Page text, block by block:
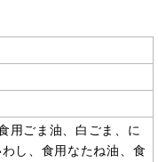
用ごま油、白ごま、に
し、食用なたね油、食